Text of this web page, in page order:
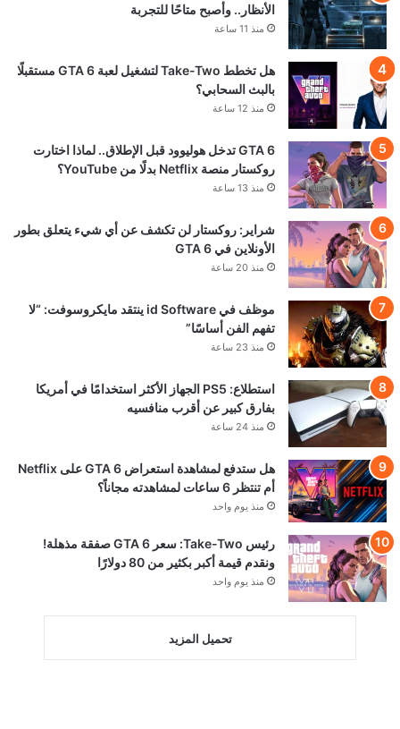
الأنظار.. وأصبح متاحًا للتجربة
منذ 11 ساعة
هل تخطط Take-Two لتشغيل لعبة GTA 6 مستقبلًا
بالبث السحابي؟
منذ 12 ساعة
GTA 6 تدخل هوليوود قبل الإطلاق.. لماذا اختارت
روكستار منصة Netflix بدلًا من YouTube؟
منذ 13 ساعة
شراير: روكستار لن تكشف عن أي شيء يتعلق بطور
الأونلاين في GTA 6
منذ 20 ساعة
موظف في id Software ينتقد مايكروسوفت: “لا
تفهم الفن أساسًا”
منذ 23 ساعة
استطلاع: PS5 الجهاز الأكثر استخدامًا في أمريكا
بفارق كبير عن أقرب منافسيه
منذ 24 ساعة
هل ستدفع لمشاهدة استعراض GTA 6 على Netflix
أم تنتظر 6 ساعات لمشاهدته مجاناً؟
منذ يوم واحد
رئيس Take-Two: سعر GTA 6 صفقة مذهلة!
ونقدم قيمة أكبر بكثير من 80 دولارًا
منذ يوم واحد
تحميل المزيد